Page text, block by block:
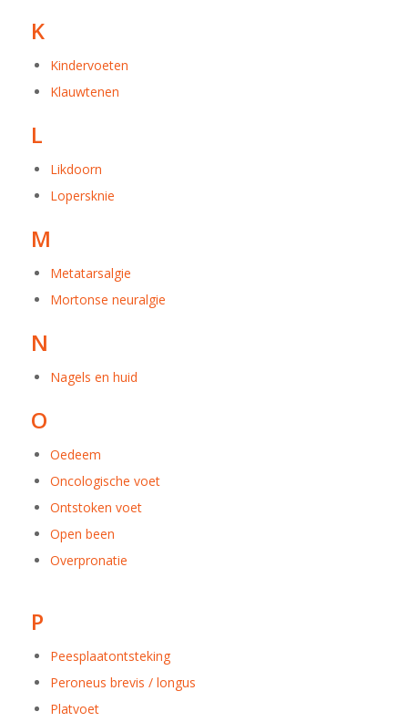
K
Kindervoeten
Klauwtenen
L
Likdoorn
Lopersknie
M
Metatarsalgie
Mortonse neuralgie
N
Nagels en huid
O
Oedeem
Oncologische voet
Ontstoken voet
Open been
Overpronatie
P
Peesplaatontsteking
Peroneus brevis / longus
Platvoet